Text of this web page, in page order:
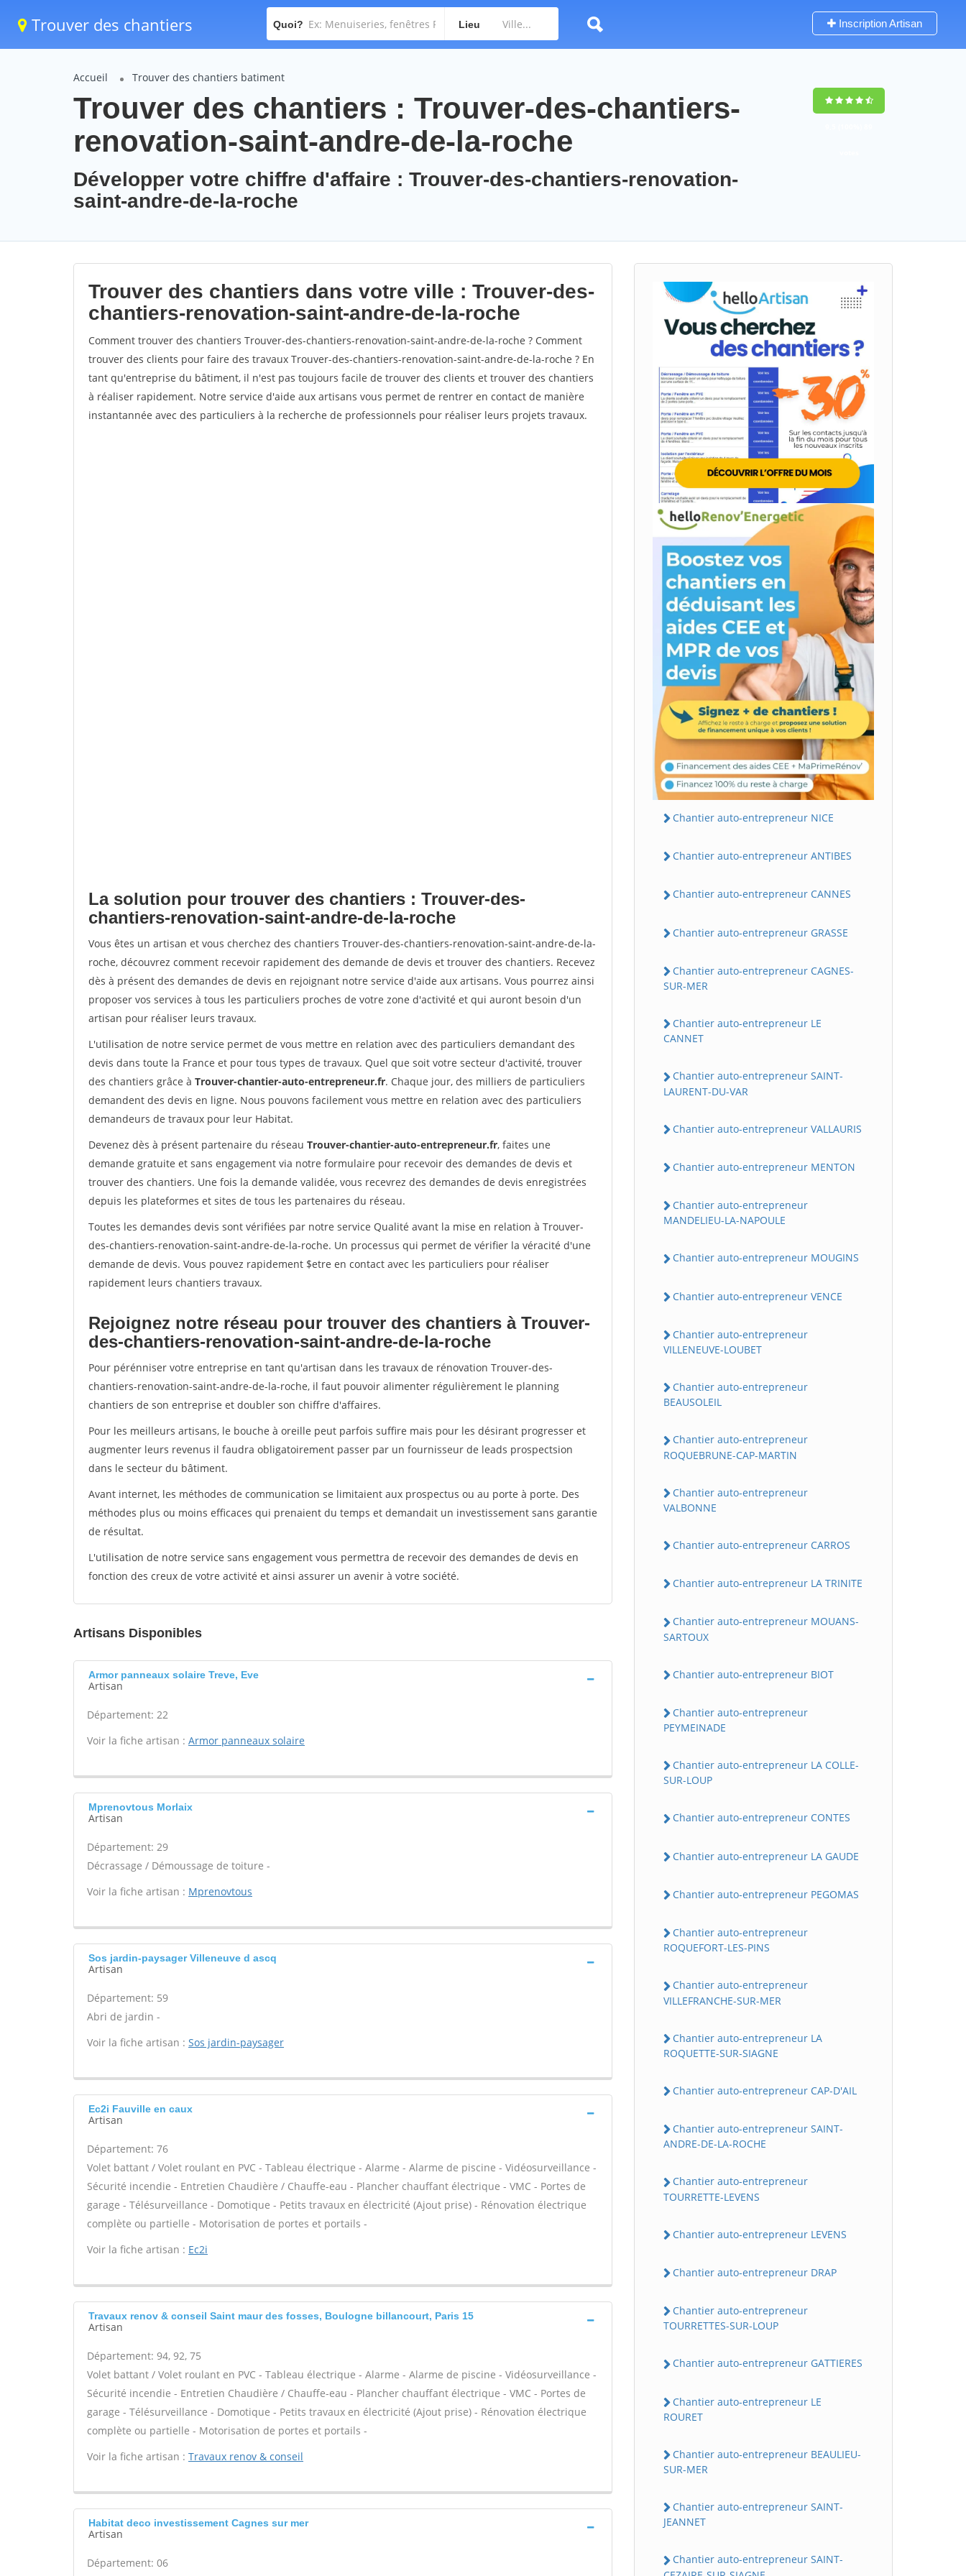
Trouver des chantiers Quoi? Lieu Inscription Artisan
Accueil Trouver des chantiers batiment
Trouver des chantiers : Trouver-des-chantiers-
renovation-saint-andre-de-la-roche
Développer votre chiffre d'affaire : Trouver-des-chantiers-renovation-
saint-andre-de-la-roche
Trouver des chantiers dans votre ville : Trouver-des-
chantiers-renovation-saint-andre-de-la-roche
Comment trouver des chantiers Trouver-des-chantiers-renovation-saint-andre-de-la-roche ? Comment
trouver des clients pour faire des travaux Trouver-des-chantiers-renovation-saint-andre-de-la-roche ? En
tant qu'entreprise du bâtiment, il n'est pas toujours facile de trouver des clients et trouver des chantiers
à réaliser rapidement. Notre service d'aide aux artisans vous permet de rentrer en contact de manière
instantannée avec des particuliers à la recherche de professionnels pour réaliser leurs projets travaux.
La solution pour trouver des chantiers : Trouver-des-
chantiers-renovation-saint-andre-de-la-roche
Vous êtes un artisan et vous cherchez des chantiers Trouver-des-chantiers-renovation-saint-andre-de-la-
roche, découvrez comment recevoir rapidement des demande de devis et trouver des chantiers. Recevez
dès à présent des demandes de devis en rejoignant notre service d'aide aux artisans. Vous pourrez ainsi
proposer vos services à tous les particuliers proches de votre zone d'activité et qui auront besoin d'un
artisan pour réaliser leurs travaux.
L'utilisation de notre service permet de vous mettre en relation avec des particuliers demandant des
devis dans toute la France et pour tous types de travaux. Quel que soit votre secteur d'activité, trouver
des chantiers grâce à Trouver-chantier-auto-entrepreneur.fr. Chaque jour, des milliers de particuliers
demandent des devis en ligne. Nous pouvons facilement vous mettre en relation avec des particuliers
demandeurs de travaux pour leur Habitat.
Devenez dès à présent partenaire du réseau Trouver-chantier-auto-entrepreneur.fr, faites une
demande gratuite et sans engagement via notre formulaire pour recevoir des demandes de devis et
trouver des chantiers. Une fois la demande validée, vous recevrez des demandes de devis enregistrées
depuis les plateformes et sites de tous les partenaires du réseau.
Toutes les demandes devis sont vérifiées par notre service Qualité avant la mise en relation à Trouver-
des-chantiers-renovation-saint-andre-de-la-roche. Un processus qui permet de vérifier la véracité d'une
demande de devis. Vous pouvez rapidement $etre en contact avec les particuliers pour réaliser
rapidement leurs chantiers travaux.
Rejoignez notre réseau pour trouver des chantiers à Trouver-
des-chantiers-renovation-saint-andre-de-la-roche
Pour pérénniser votre entreprise en tant qu'artisan dans les travaux de rénovation Trouver-des-
chantiers-renovation-saint-andre-de-la-roche, il faut pouvoir alimenter régulièrement le planning
chantiers de son entreprise et doubler son chiffre d'affaires.
Pour les meilleurs artisans, le bouche à oreille peut parfois suffire mais pour les désirant progresser et
augmenter leurs revenus il faudra obligatoirement passer par un fournisseur de leads prospectsion
dans le secteur du bâtiment.
Avant internet, les méthodes de communication se limitaient aux prospectus ou au porte à porte. Des
méthodes plus ou moins efficaces qui prenaient du temps et demandait un investissement sans garantie
de résultat.
L'utilisation de notre service sans engagement vous permettra de recevoir des demandes de devis en
fonction des creux de votre activité et ainsi assurer un avenir à votre société.
Artisans Disponibles
Armor panneaux solaire Treve, Eve
Artisan
Département: 22
Voir la fiche artisan : Armor panneaux solaire
Mprenovtous Morlaix
Artisan
Département: 29
Décrassage / Démoussage de toiture -
Voir la fiche artisan : Mprenovtous
Sos jardin-paysager Villeneuve d ascq
Artisan
Département: 59
Abri de jardin -
Voir la fiche artisan : Sos jardin-paysager
Ec2i Fauville en caux
Artisan
Département: 76
Volet battant / Volet roulant en PVC - Tableau électrique - Alarme - Alarme de piscine - Vidéosurveillance -
Sécurité incendie - Entretien Chaudière / Chauffe-eau - Plancher chauffant électrique - VMC - Portes de
garage - Télésurveillance - Domotique - Petits travaux en électricité (Ajout prise) - Rénovation électrique
complète ou partielle - Motorisation de portes et portails -
Voir la fiche artisan : Ec2i
Travaux renov & conseil Saint maur des fosses, Boulogne billancourt, Paris 15
Artisan
Département: 94, 92, 75
Volet battant / Volet roulant en PVC - Tableau électrique - Alarme - Alarme de piscine - Vidéosurveillance -
Sécurité incendie - Entretien Chaudière / Chauffe-eau - Plancher chauffant électrique - VMC - Portes de
garage - Télésurveillance - Domotique - Petits travaux en électricité (Ajout prise) - Rénovation électrique
complète ou partielle - Motorisation de portes et portails -
Voir la fiche artisan : Travaux renov & conseil
Habitat deco investissement Cagnes sur mer
Artisan
Département: 06
Chantier auto-entrepreneur NICE
Chantier auto-entrepreneur ANTIBES
Chantier auto-entrepreneur CANNES
Chantier auto-entrepreneur GRASSE
Chantier auto-entrepreneur CAGNES-
SUR-MER
Chantier auto-entrepreneur LE
CANNET
Chantier auto-entrepreneur SAINT-
LAURENT-DU-VAR
Chantier auto-entrepreneur VALLAURIS
Chantier auto-entrepreneur MENTON
Chantier auto-entrepreneur
MANDELIEU-LA-NAPOULE
Chantier auto-entrepreneur MOUGINS
Chantier auto-entrepreneur VENCE
Chantier auto-entrepreneur
VILLENEUVE-LOUBET
Chantier auto-entrepreneur
BEAUSOLEIL
Chantier auto-entrepreneur
ROQUEBRUNE-CAP-MARTIN
Chantier auto-entrepreneur
VALBONNE
Chantier auto-entrepreneur CARROS
Chantier auto-entrepreneur LA TRINITE
Chantier auto-entrepreneur MOUANS-
SARTOUX
Chantier auto-entrepreneur BIOT
Chantier auto-entrepreneur
PEYMEINADE
Chantier auto-entrepreneur LA COLLE-
SUR-LOUP
Chantier auto-entrepreneur CONTES
Chantier auto-entrepreneur LA GAUDE
Chantier auto-entrepreneur PEGOMAS
Chantier auto-entrepreneur
ROQUEFORT-LES-PINS
Chantier auto-entrepreneur
VILLEFRANCHE-SUR-MER
Chantier auto-entrepreneur LA
ROQUETTE-SUR-SIAGNE
Chantier auto-entrepreneur CAP-D'AIL
Chantier auto-entrepreneur SAINT-
ANDRE-DE-LA-ROCHE
Chantier auto-entrepreneur
TOURRETTE-LEVENS
Chantier auto-entrepreneur LEVENS
Chantier auto-entrepreneur DRAP
Chantier auto-entrepreneur
TOURRETTES-SUR-LOUP
Chantier auto-entrepreneur GATTIERES
Chantier auto-entrepreneur LE
ROURET
Chantier auto-entrepreneur BEAULIEU-
SUR-MER
Chantier auto-entrepreneur SAINT-
JEANNET
Chantier auto-entrepreneur SAINT-